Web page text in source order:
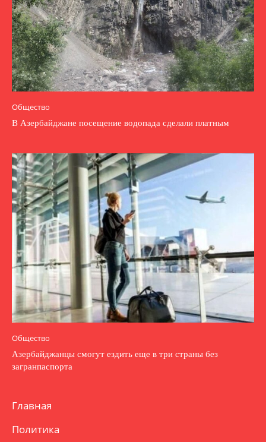
Общество
В Азербайджане посещение водопада сделали платным
Общество
Азербайджанцы смогут ездить еще в три страны без
загранпаспорта
Главная
Политика